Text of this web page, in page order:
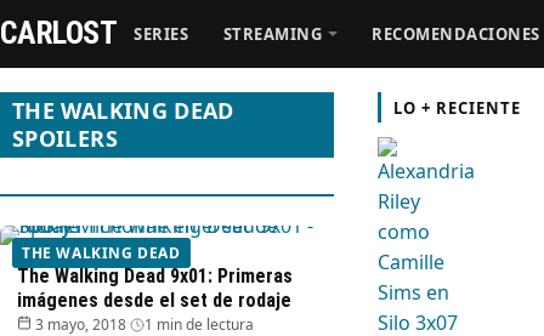
Series
Recomendaciones
Videos
CARLOST SERIES STREAMING RECOMENDACIONES
THE WALKING DEAD
SPOILERS
THE WALKING DEAD
The Walking Dead 9x01: Primeras
imágenes desde el set de rodaje
3 mayo, 2018 1 min de lectura
LO + RECIENTE